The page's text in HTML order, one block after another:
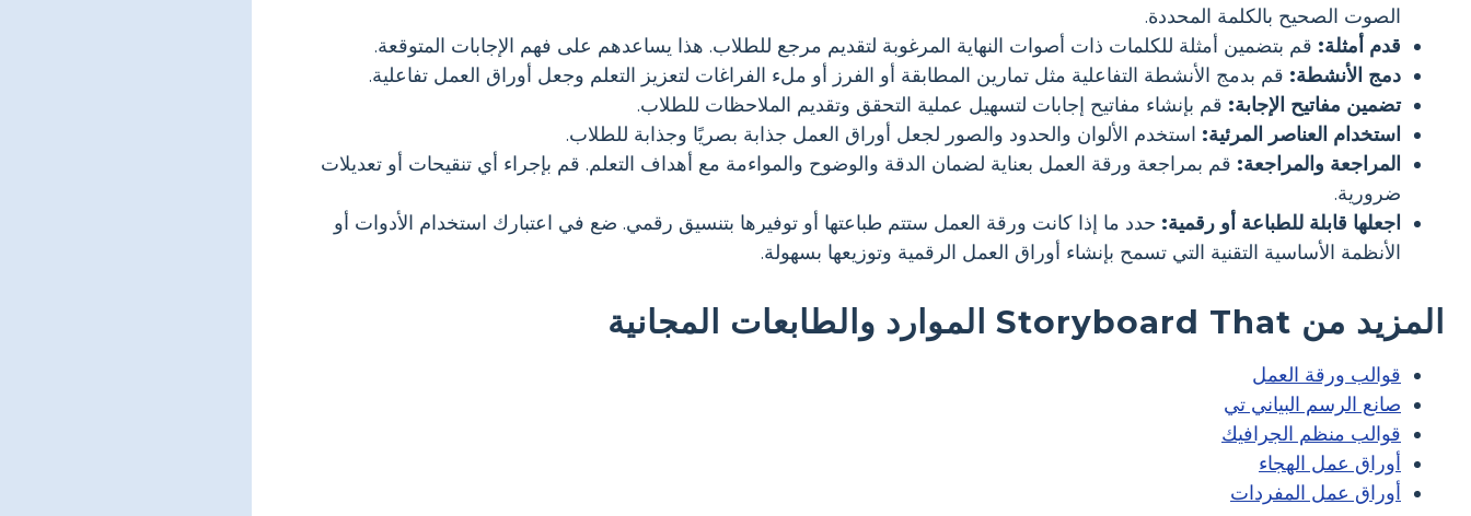
الصوت الصحيح بالكلمة المحددة.
قدم أمثلة: قم بتضمين أمثلة للكلمات ذات أصوات النهاية المرغوبة لتقديم مرجع للطلاب. هذا يساعدهم على فهم الإجابات المتوقعة.
دمج الأنشطة: قم بدمج الأنشطة التفاعلية مثل تمارين المطابقة أو الفرز أو ملء الفراغات لتعزيز التعلم وجعل أوراق العمل تفاعلية.
تضمين مفاتيح الإجابة: قم بإنشاء مفاتيح إجابات لتسهيل عملية التحقق وتقديم الملاحظات للطلاب.
استخدام العناصر المرئية: استخدم الألوان والحدود والصور لجعل أوراق العمل جذابة بصريًا وجذابة للطلاب.
المراجعة والمراجعة: قم بمراجعة ورقة العمل بعناية لضمان الدقة والوضوح والمواءمة مع أهداف التعلم. قم بإجراء أي تنقيحات أو تعديلات
ضرورية.
اجعلها قابلة للطباعة أو رقمية: حدد ما إذا كانت ورقة العمل ستتم طباعتها أو توفيرها بتنسيق رقمي. ضع في اعتبارك استخدام الأدوات أو
الأنظمة الأساسية التقنية التي تسمح بإنشاء أوراق العمل الرقمية وتوزيعها بسهولة.
المزيد من Storyboard That الموارد والطابعات المجانية
قوالب ورقة العمل
صانع الرسم البياني تي
قوالب منظم الجرافيك
أوراق عمل الهجاء
أوراق عمل المفردات